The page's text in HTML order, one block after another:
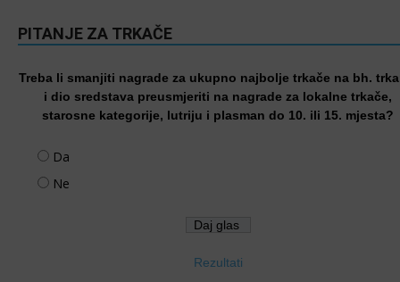
PITANJE ZA TRKAČE
Treba li smanjiti nagrade za ukupno najbolje trkače na bh.
i dio sredstava preusmjeriti na nagrade za lokalne trkače,
starosne kategorije, lutriju i plasman do 10. ili 15. mjesta?
Da
Ne
Rezultati